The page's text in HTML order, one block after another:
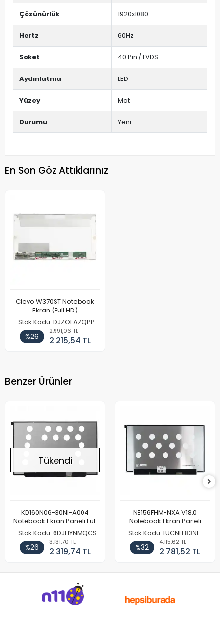
Çözünürlük 1920x1080
Hertz 60Hz
Soket 40 Pin / LVDS
Aydınlatma LED
Yüzey Mat
Durumu Yeni
En Son Göz Attıklarınız
Clevo W370ST Notebook
Ekran (Full HD)
Stok Kodu: DJZOFAZQPP
%26
2.991,06 TL
2.215,54 TL
Benzer Ürünler
Tükendi
KD160N06-30NI-A004
Notebook Ekran Paneli Full
HD
Stok Kodu: 6DJHYNMQCS
%26
3.131,70 TL
2.319,74 TL
NE156FHM-NXA V18.0
Notebook Ekran Paneli
144Hz
Stok Kodu: LUCNLF83NF
%32
4.115,62 TL
2.781,52 TL